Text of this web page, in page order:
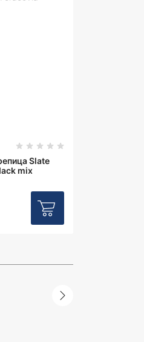
Slate
mix